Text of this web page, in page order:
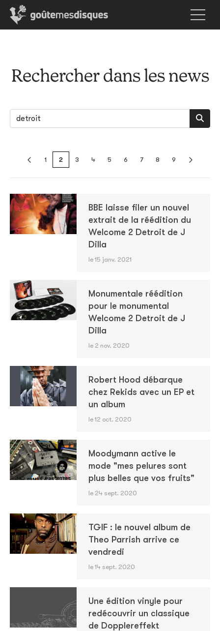
Rechercher dans les news
1 2 3 4 5 6 7 8 9
BBE laisse filer un nouvel
extrait de la réédition du
Welcome 2 Detroit de J
Dilla
le 15 janv. 2021
Monumentale réédition
pour le monumental
Welcome 2 Detroit de J
Dilla
le 2 nov. 2020
Robert Hood débarque
chez Rekids avec un EP et
un album
le 12 oct. 2020
Moodymann active le
mode "mes pelures sont
plus belles que vos fruits"
le 24 sept. 2020
TGIF : le nouvel album de
Theo Parrish arrive ce
vendredi
le 14 sept. 2020
Une édition vinyle pour
redécouvrir un classique
de Dopplereffekt